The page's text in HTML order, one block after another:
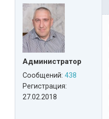
Администратор
Сообщений: 438
Регистрация:
27.02.2018